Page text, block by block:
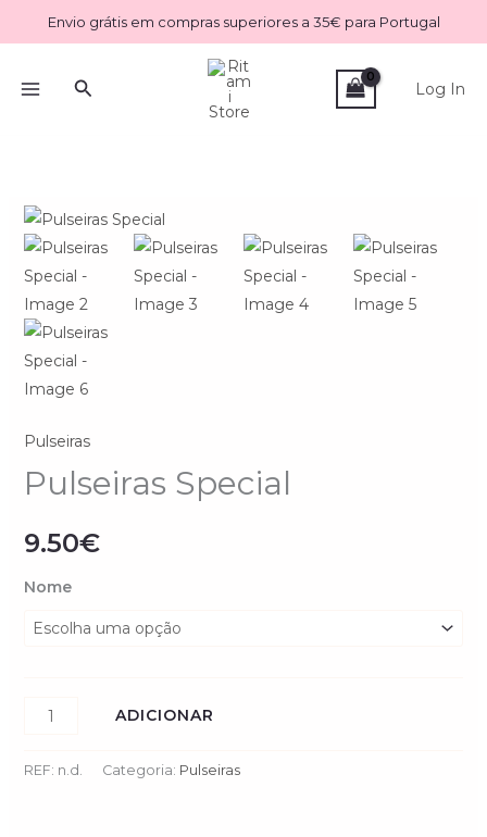
to
Envio grátis em compras superiores a 35€ para Portugal
Search Log In
Pulseiras
Pulseiras Special
9.50€
Nome
Quantidade
de
Pulseiras
Special
ADICIONAR
REF: n.d. Categoria: Pulseiras